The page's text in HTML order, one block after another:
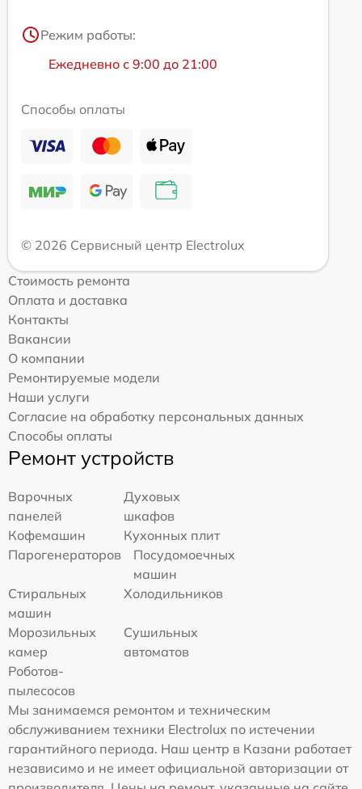
Режим работы:
Ежедневно с 9:00 до 21:00
Способы оплаты
© 2026 Сервисный центр Electrolux
Стоимость ремонта
Оплата и доставка
Контакты
Вакансии
О компании
Ремонтируемые модели
Наши услуги
Согласие на обработку персональных данных
Способы оплаты
Ремонт устройств
Варочных
панелей
Духовых
шкафов
Кофемашин
Кухонных плит
Парогенераторов
Посудомоечных
машин
Стиральных
машин
Холодильников
Морозильных
камер
Сушильных
автоматов
Роботов-
пылесосов
Мы занимаемся ремонтом и техническим
обслуживанием техники Electrolux по истечении
гарантийного периода. Наш центр в Казани работает
независимо и не имеет официальной авторизации от